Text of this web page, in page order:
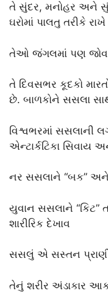
તે સુંદર, મનોહર અને
ઘરોમાં પાલતુ તરીકે
તેઓ જંગલમાં પણ
તે દિવસભર કૂદકો
છે. બાળકોને સસલા
વિશ્વભરમાં
એન્ટાર્કટિકા સિવાય
નર સસલાને “બક” અને
યુવાન સસલાને
શારીરિક દેખાવ
સસલું એ સસ્તન
તેનું શરીર અંડાકાર